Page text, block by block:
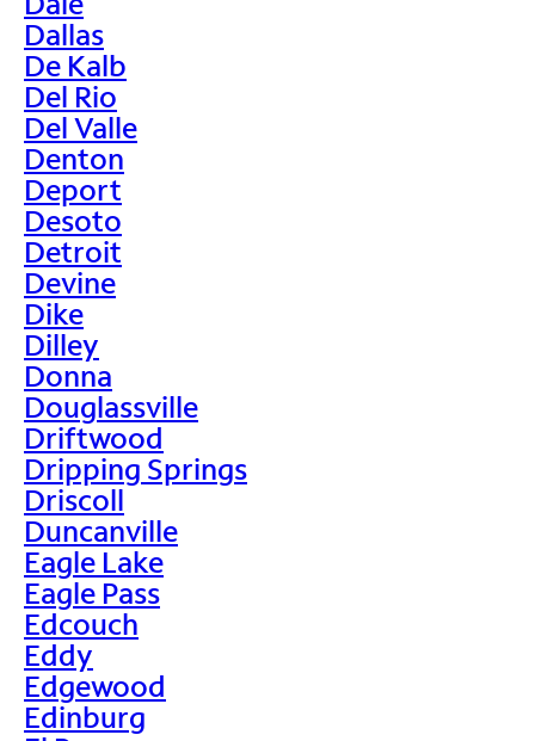
Dallas
De Kalb
Del Rio
Del Valle
Denton
Deport
Desoto
Detroit
Devine
Dike
Dilley
Donna
Douglassville
Driftwood
Dripping Springs
Driscoll
Duncanville
Eagle Lake
Eagle Pass
Edcouch
Eddy
Edgewood
Edinburg